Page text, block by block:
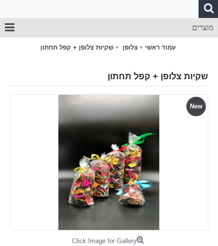
מוצרים
עמוד ראשי צלופן שקיות צלופן + קפל תחתון
שקיות צלופן + קפל תחתון
New
Click Image for Gallery